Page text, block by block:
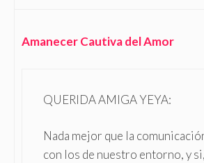
Amanecer Cautiva del Amor
QUERIDA AMIGA YEYA:
Nada mejor que la
con los de nuestro entorno, y